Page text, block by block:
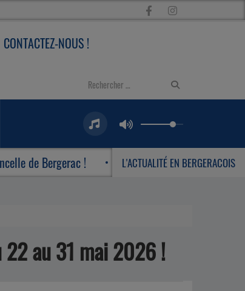
CONTACTEZ-NOUS !
L'ACTUALITÉ EN BERGERACOIS
! Le Centre Culturel Michel Manet
22 au 31 mai 2026 !